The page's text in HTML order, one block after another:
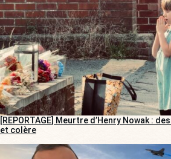
[REPORTAGE] Meurtre d’Henry Nowak :
et colère